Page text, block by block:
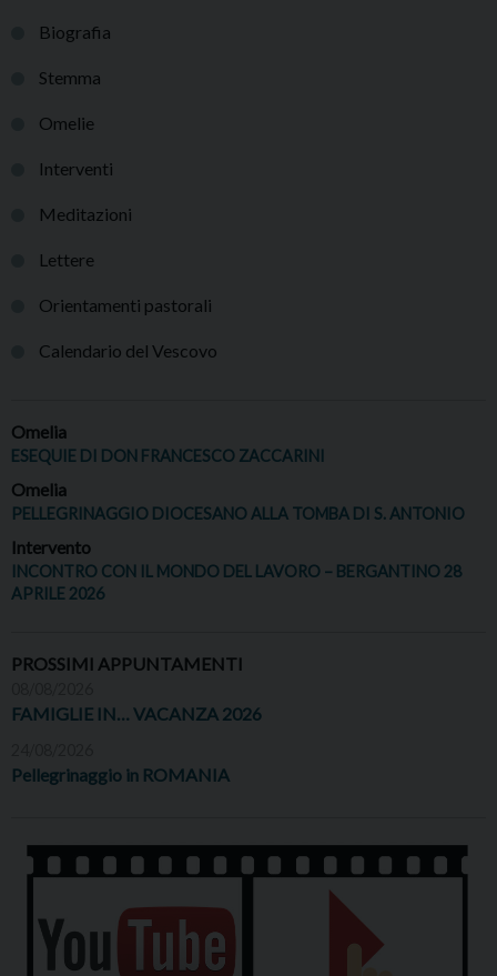
Biografia
Stemma
Omelie
Interventi
Meditazioni
Lettere
Orientamenti pastorali
Calendario del Vescovo
Omelia
ESEQUIE DI DON FRANCESCO ZACCARINI
Omelia
PELLEGRINAGGIO DIOCESANO ALLA TOMBA DI S. ANTONIO
Intervento
INCONTRO CON IL MONDO DEL LAVORO – BERGANTINO 28
APRILE 2026
PROSSIMI APPUNTAMENTI
FAMIGLIE IN… VACANZA 2026
Pellegrinaggio in ROMANIA